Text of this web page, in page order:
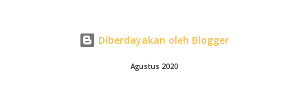
sertifikasi halal umkm
Diberdayakan oleh Blogger
Agustus 2020